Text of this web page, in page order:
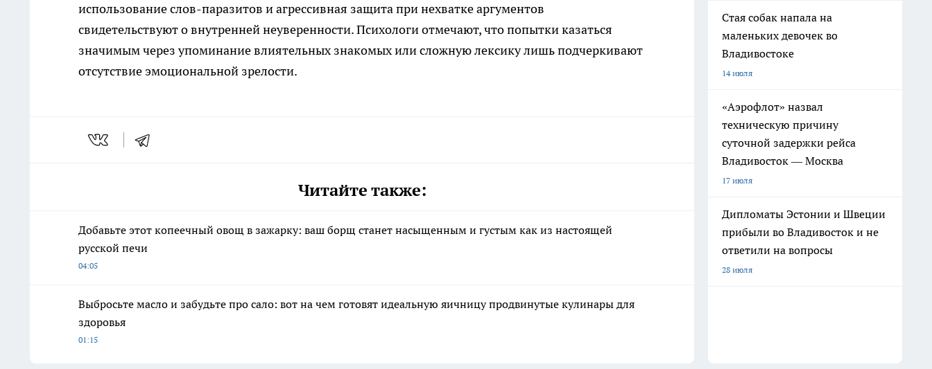
использование слов-паразитов и агрессивная защита при нехватке аргументов
свидетельствуют о внутренней неуверенности. Психологи отмечают, что попытки казаться
значимым через упоминание влиятельных знакомых или сложную лексику лишь подчеркивают
отсутствие эмоциональной зрелости.
Читайте также:
Добавьте этот копеечный овощ в зажарку: ваш борщ станет насыщенным и густым как из настоящей
русской печи
04:05
Выбросьте масло и забудьте про сало: вот на чем готовят идеальную яичницу продвинутые кулинары для
здоровья
01:15
Стая собак напала на
маленьких девочек во
Владивостоке
14 июля
«Аэрофлот» назвал
техническую причину
суточной задержки рейса
Владивосток — Москва
17 июля
Дипломаты Эстонии и Швеции
прибыли во Владивосток и не
ответили на вопросы
28 июля